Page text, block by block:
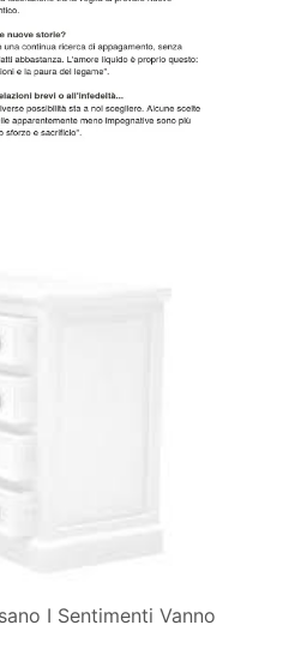
I Sentimenti Vanno